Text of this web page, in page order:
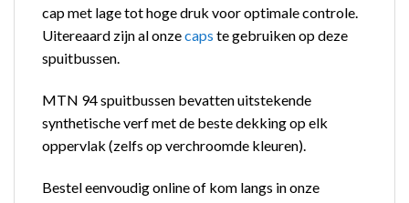
cap met lage tot hoge druk voor optimale controle.
Uitereaard zijn al onzecaps te gebruiken op deze
spuitbussen.
MTN 94 spuitbussen bevatten uitstekende
synthetische verf met de beste dekking op elk
oppervlak (zelfs op verchroomde kleuren).
Bestel eenvoudig online of kom langs in onze